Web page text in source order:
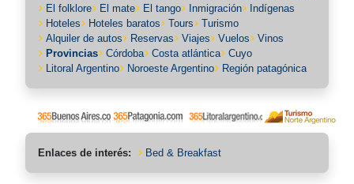
El folklore
El mate El tango Inmigración
Indígenas
Hoteles
Hoteles baratos Tours
Turismo
Alquiler de autos
Reservas Viajes Vuelos
Vinos
Provincias
Córdoba Costa atlántica
Cuyo
Litoral Argentino
Noroeste Argentino Región patagónica
Enlaces de interés: Bed & Breakfast